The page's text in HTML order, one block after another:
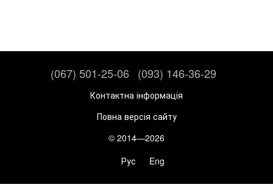
(067) 501-25-06 (093) 146-36-29
Контактна інформація
Повна версія сайту
© 2014—2026
Рус
Eng